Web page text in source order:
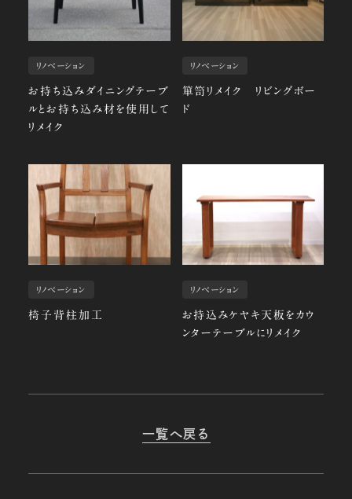
リノベーション
お持ち込みダイニングテーブ
ルとお持ち込み材を使用して
リメイク
リノベーション
箪笥リメイク リビングボー
ド
リノベーション
椅子背柱加工
リノベーション
お持込みケヤキ天板をカウ
ンターテーブルにリメイク
一覧へ戻る